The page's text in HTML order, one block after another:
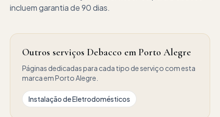
incluem garantia de 90 dias.
Outros serviços Debacco em Porto Alegre
Páginas dedicadas para cada tipo de serviço com esta
marca em Porto Alegre.
Instalação de Eletrodomésticos